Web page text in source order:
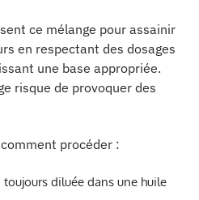
ce mélange pour assainir
en respectant des dosages
une base appropriée.
risque de provoquer des
procéder :
diluée dans une huile